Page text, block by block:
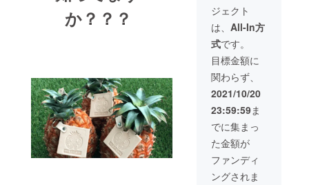
か？？？
ター2個
・ソー
スレシ
ピ 通常
価格
￥4,950
円（税
込み）
の
5%OFF
＋送料
全国一
律
￥600
内容量
110g /
ジェクト
は、 All-In方
式です。
目標金額に
関わらず、
2021/10/20
23:59:59ま
でに集まっ
た金額が
ファンディ
ングされま